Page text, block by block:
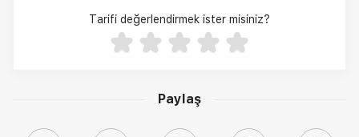
Paylaş
Tarifi değerlendirmek ister misiniz?